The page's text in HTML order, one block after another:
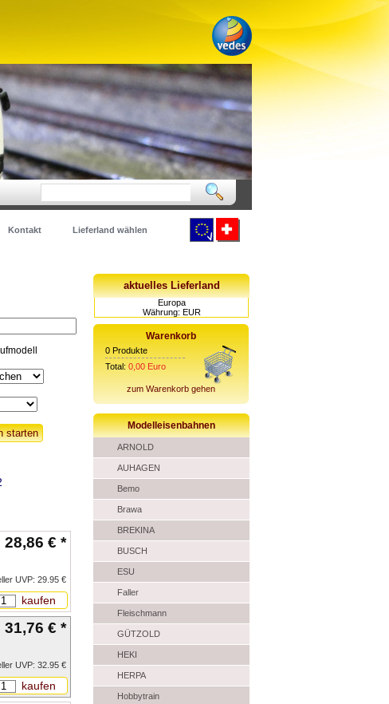
Kontakt Lieferland wählen
28,86 € *
UVP: 29.95 €
kaufen
31,76 € *
UVP: 32.95 €
kaufen
aktuelles Lieferland
Europa
Währung: EUR
Warenkorb
0 Produkte
Total: 0,00 Euro
zum Warenkorb gehen
Modelleisenbahnen
ARNOLD
AUHAGEN
Bemo
Brawa
BREKINA
BUSCH
ESU
Faller
Fleischmann
GÜTZOLD
HEKI
HERPA
Hobbytrain